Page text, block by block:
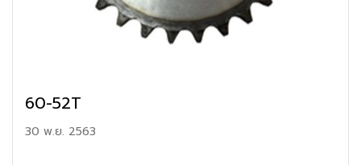
60-52T
30 พ.ย. 2563